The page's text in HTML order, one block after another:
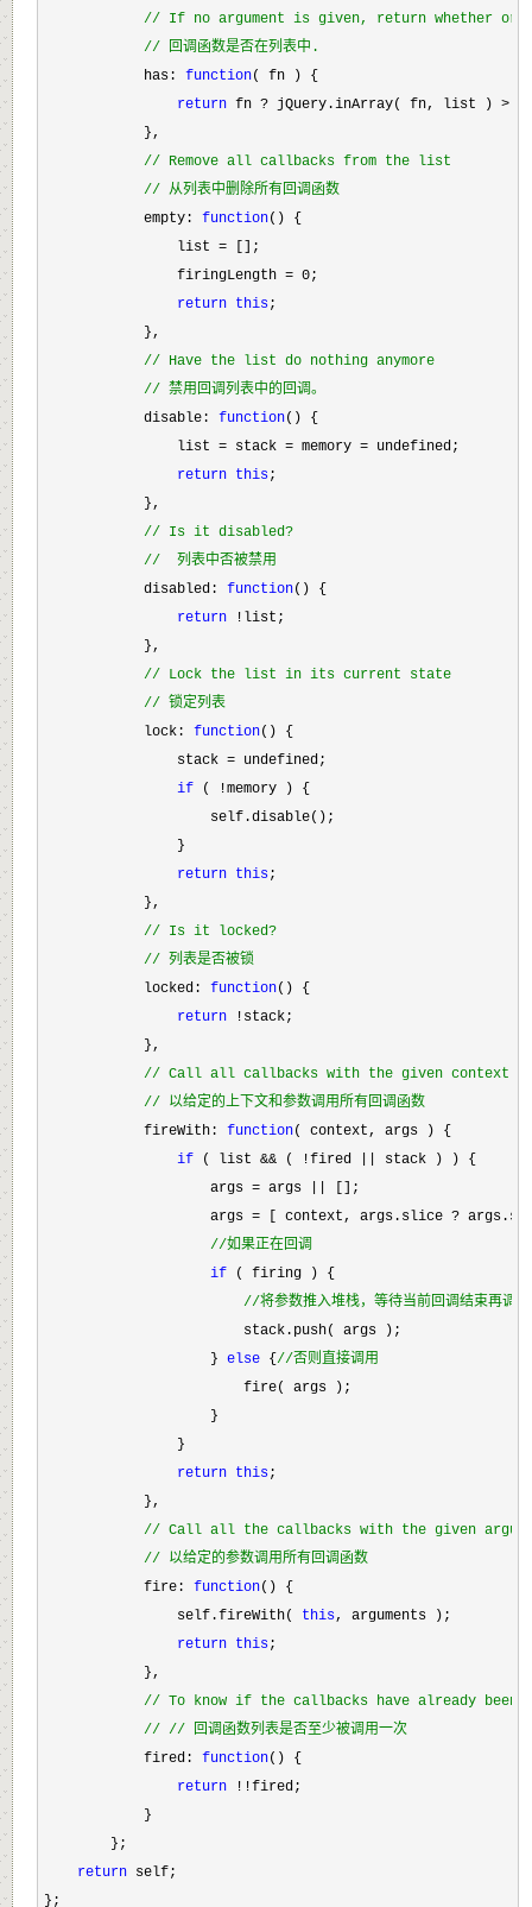
// If no argument is given, return whether or
// 回调函数是否在列表中.
            has:
function( fn ) {
return fn ? jQuery.inArray( fn, list ) >
            },
// Remove all callbacks from the list
// 从列表中删除所有回调函数
            empty:
function() {
                list
= [];
                firingLength
= 0;
return this;
            },
// Have the list do nothing anymore
// 禁用回调列表中的回调。
            disable:
function() {
                list
= stack = memory = undefined;
return this;
            },
// Is it disabled?
//
  列表中否被禁用
            disabled:
function() {
return ! list;
            },
// Lock the list in its current state
// 锁定列表
            lock:
function() {
                stack
= undefined;
if ( !memory ) {
                    self.disable();
                }
return this;
            },
// Is it locked?
// 列表是否被锁
            locked:
function() {
return ! stack;
            },
// Call all callbacks with the given context
// 以给定的上下文和参数调用所有回调函数
            fireWith:
function( context, args ) {
if ( list && ( !fired ||
stack ) ) {
                    args
= args ||
[];
                    args
= [ context, args.slice ?
//如果正在回调
if ( firing ) {
//将参数推入堆栈，等待当前回调结束再调用
                        stack.push( args );
                    }
else {//否则直接调用
                        fire( args );
                    }
                }
return this;
            },
// Call all the callbacks with the given
// 以给定的参数调用所有回调函数
            fire:
function() {
                self.fireWith(
this, arguments );
return this;
            },
// To know if the callbacks have already
// // 回调函数列表是否至少被调用一次
            fired:
function() {
return !!fired;
            }
        };
return self;
};